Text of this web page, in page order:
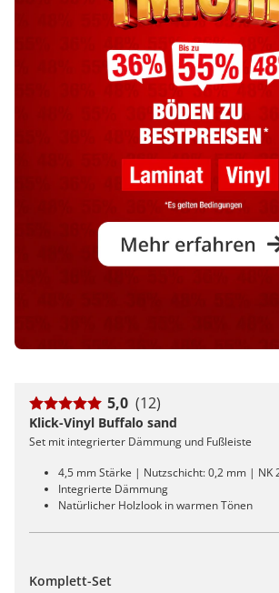
5,0 (12)
Klick-Vinyl Buffalo sand
Set mit integrierter Dämmung und Fußleiste
4,5 mm Stärke | Nutzschicht: 0,2 mm | NK
Integrierte Dämmung
Natürlicher Holzlook in warmen Tönen
Komplett-Set